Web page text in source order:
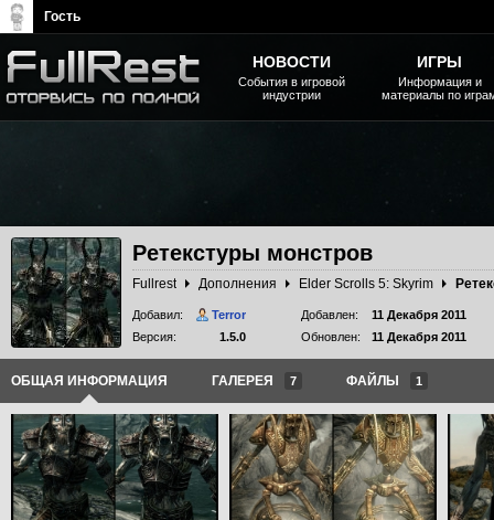
Ретекстуры монстров
Fullrest Дополнения Elder Scrolls 5: Skyrim
Добавил:
Terror
Версия:
1.5.0
Добавлен:
11 Декабря 2011
Обновлен:
11 Декабря 2011
ОБЩАЯ ИНФОРМАЦИЯ ГАЛЕРЕЯ 7 ФАЙЛЫ 1
НОВОСТИ
События в игровой
индустрии
ИГРЫ
Информация и
материалы по
Гость